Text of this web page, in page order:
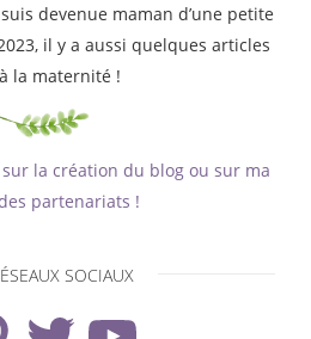
devenue maman d’une petite
il y a aussi quelques articles
la maternité !
la création du blog ou sur ma
partenariats !
SOCIAUX
Twitter YouTube